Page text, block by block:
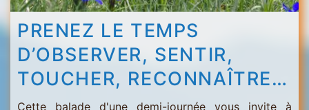
PRENEZ LE TEMPS
D’OBSERVER, SENTIR,
TOUCHER, RECONNAÎTRE…
Cette balade d'une demi-journée vous invite à